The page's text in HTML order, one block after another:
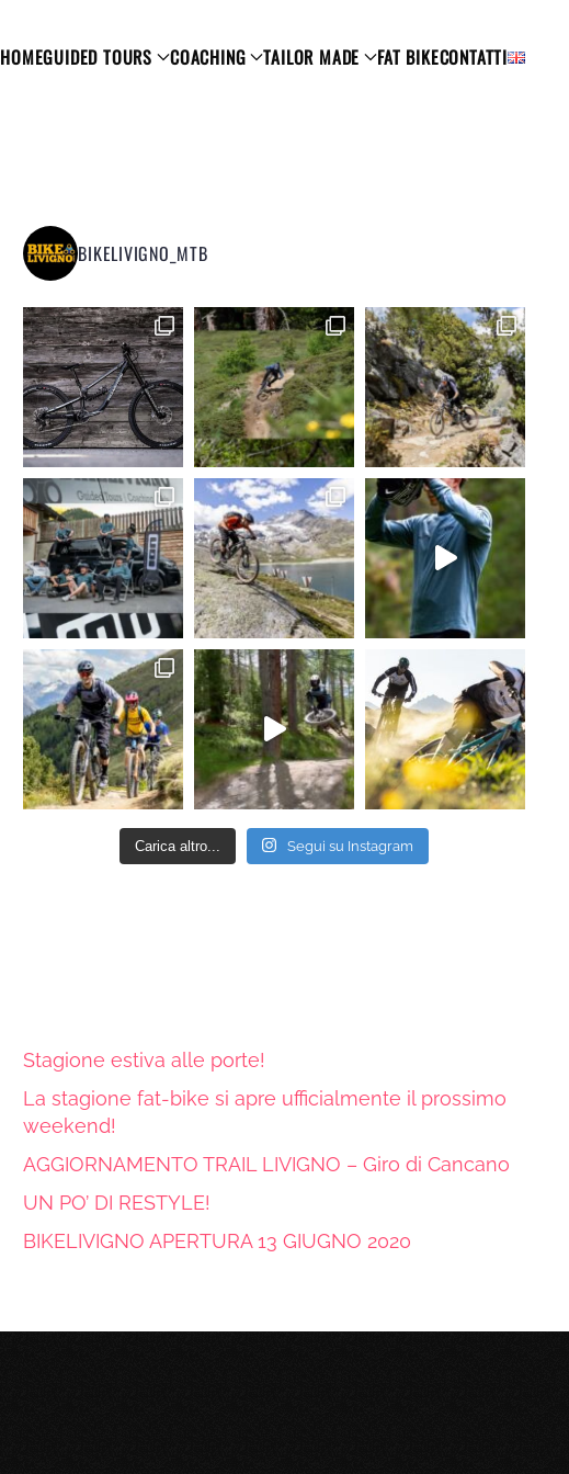
HOMEGUIDED TOURS COACHING TAILOR MADE FAT BIKECONTATTI
BIKELIVIGNO_MTB
Carica altro... Segui su Instagram
Stagione estiva alle porte!
La stagione fat-bike si apre ufficialmente il prossimo
weekend!
AGGIORNAMENTO TRAIL LIVIGNO – Giro di Cancano
UN PO’ DI RESTYLE!
BIKELIVIGNO APERTURA 13 GIUGNO 2020